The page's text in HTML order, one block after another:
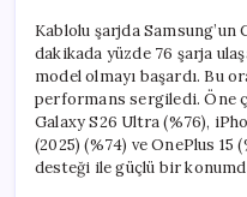
Kablolu şarjda Samsung’un
dakikada yüzde 76 şarja
model olmayı başardı. Bu
performans sergiledi. Öne
Galaxy S26 Ultra (%76),
(2025) (%74) ve OnePlus 15
desteği ile güçlü bir